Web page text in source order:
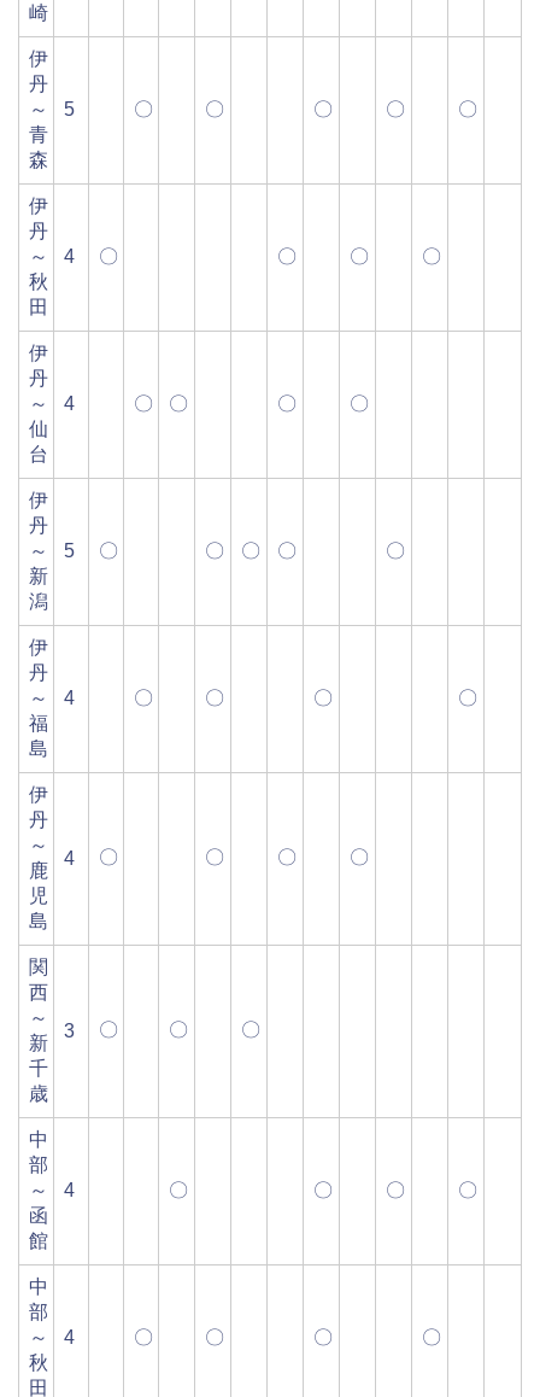
崎
伊
丹
～
青
森
5 〇 〇 〇 〇 〇
伊
丹
～
秋
田
4 〇 〇 〇 〇
伊
丹
～
仙
台
4 〇 〇 〇 〇
伊
丹
～
新
潟
5 〇 〇 〇 〇 〇
伊
丹
～
福
島
4 〇 〇 〇 〇
伊
丹
～
鹿
児
島
4 〇 〇 〇 〇
関
西
～
新
千
歳
3 〇 〇 〇
中
部
～
函
館
4 〇 〇 〇 〇
中
部
～
秋
田
4 〇 〇 〇 〇